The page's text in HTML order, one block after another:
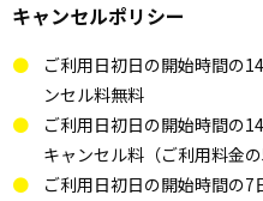
キャンセルポリシー
ご利用日初日の開始時間の
ンセル料無料
ご利用日初日の開始時間の
キャンセル料（ご利用料金
ご利用日初日の開始時間の